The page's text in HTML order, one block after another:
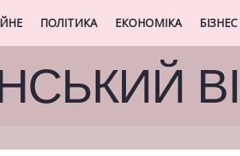
ПОЛІТИКА ЕКОНОМІКА БІЗНЕС